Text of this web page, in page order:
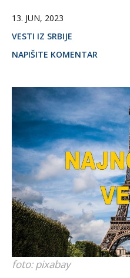
13. JUN, 2023
VESTI IZ SRBIJE
NAPIŠITE KOMENTAR
foto: pixabay